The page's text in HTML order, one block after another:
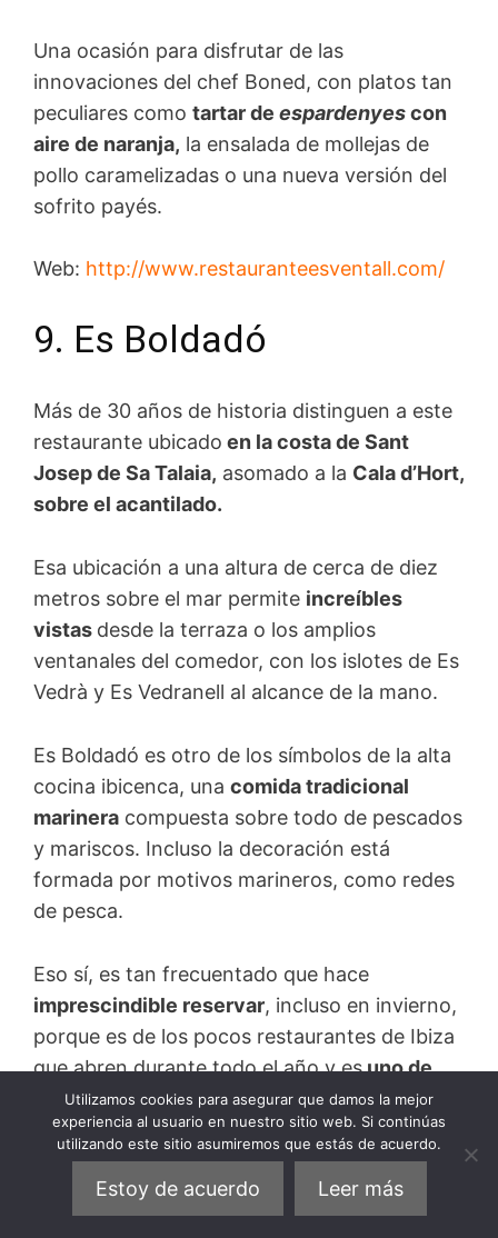
Una ocasión para disfrutar de las
innovaciones del chef Boned, con platos tan
peculiares como tartar de espardenyescon
aire de naranja, la ensalada de mollejas de
pollo caramelizadas o una nueva versión del
sofrito payés.
Web: http://www.restauranteesventall.com/
9. Es Boldadó
Más de 30 años de historia distinguen a este
restaurante ubicado en la costa de Sant
Josep de Sa Talaia, asomado a la Cala d’Hort,
sobre el acantilado.
Esa ubicación a una altura de cerca de diez
metros sobre el mar permite increíbles
vistas desde la terraza o los amplios
ventanales del comedor, con los islotes de Es
Vedrà y Es Vedranell al alcance de la mano.
Es Boldadó es otro de los símbolos de la alta
cocina ibicenca, una comida tradicional
marinera compuesta sobre todo de pescados
y mariscos. Incluso la decoración está
formada por motivos marineros, como redes
de pesca.
Eso sí, es tan frecuentado que hace
imprescindible reservar, incluso en invierno,
porque es de los pocos restaurantes de Ibiza
que abren durante todo el año y esuno de
los preferidos de los ibicencos.
Su fama se ha cimentado por disponer de lo
mejor que se puede extraer del mar, ya sean
cigalas, langostas, gambas, calamares,
Utilizamos cookies para asegurar que damos la mejor
experiencia al usuario en nuestro sitio web. Si continúas
utilizando este sitio asumiremos que estás de acuerdo.
Estoy de acuerdo Leer más